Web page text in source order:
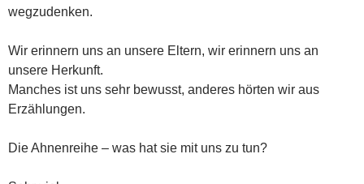
wegzudenken.
Wir erinnern uns an unsere Eltern, wir erinnern uns an
unsere Herkunft.
Manches ist uns sehr bewusst, anderes hörten wir aus
Erzählungen.
Die Ahnenreihe – was hat sie mit uns zu tun?